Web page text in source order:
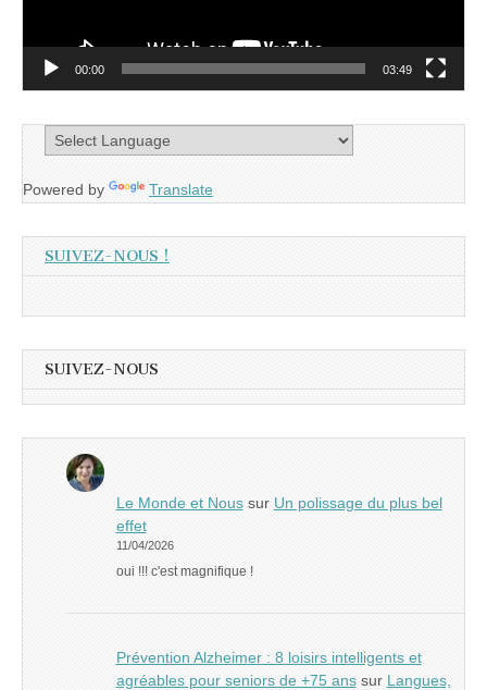
00:00 03:49
Powered by Translate
SUIVEZ-NOUS !
SUIVEZ-NOUS
Le Monde et Noussur Un polissage du plus bel
effet
11/04/2026
oui !!! c'est magnifique !
Prévention Alzheimer : 8 loisirs intelligents et
agréables pour seniors de +75 anssur Langues,